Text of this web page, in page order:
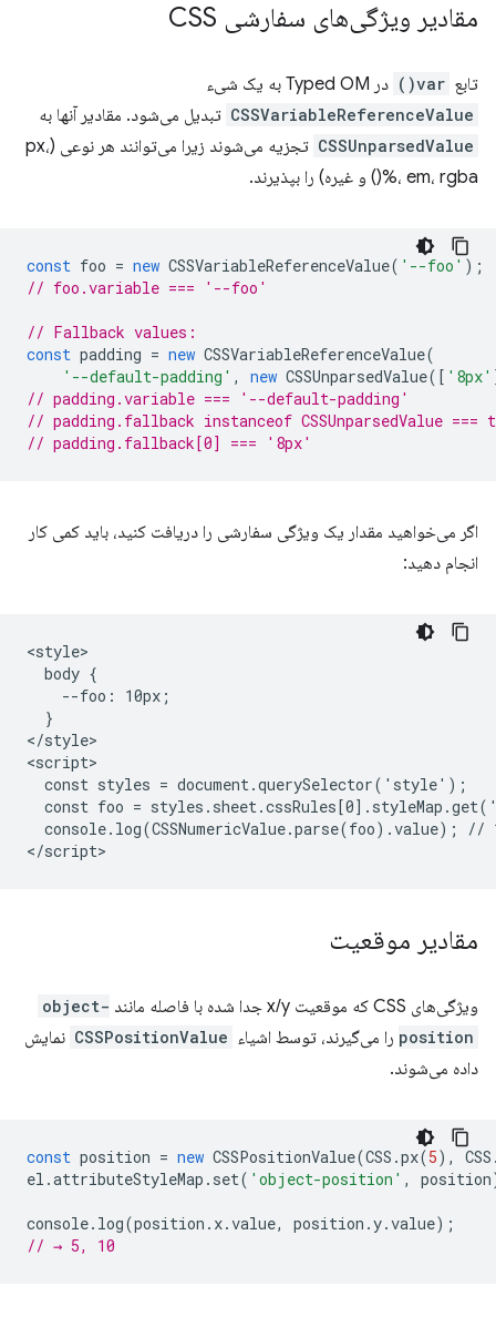
مقادیر ویژگی‌های سفارشی CSS
تابع var() در Typed OM به یک شیء
CSSVariableReferenceValue تبدیل می‌شود. مقادیر آنها به
CSSUnparsedValue
تجزیه می‌شوند زیرا می‌توانند هر نوعی (px،
%، em، rgba() و غیره) را بپذیرند.
const foo = new CSSVariableReferenceValue( '--foo' );
// foo.variable === '--foo'
// Fallback values:
const padding = new CSSVariableReferenceValue(
'--default-padding' , new CSSUnparsedValue([ '8px'
// padding.variable === '--default-padding'
// padding.fallback instanceof CSSUnparsedValue ===
// padding.fallback[0] === '8px'
اگر می‌خواهید مقدار یک ویژگی سفارشی را دریافت کنید، باید کمی کار
انجام دهید:
<style>
  body {
    --foo: 10px;
  }
</style>
<script>
  const styles = document.querySelector('style');
const foo =
console.log(CSSNumericValue.parse(foo).value); //
مقادیر موقعیت
ویژگی‌های CSS که موقعیت x/y جدا شده با فاصله مانند
object-
position را می‌گیرند، توسط اشیاء CSSPositionValue نمایش
داده می‌شوند.
const position = new CSSPositionValue(CSS .px(5), CSS
el .attributeStyleMap . set( 'object-position' , position
console. log(position . x.value, position .y.value);
// → 5, 10